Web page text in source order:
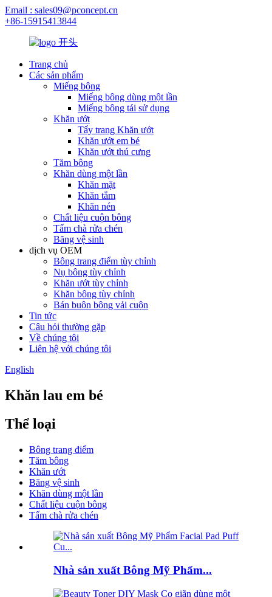
Email : sales09@pconcept.cn
+86-15915413844
Trang chủ
Các sản phẩm
Miếng bông
Miếng bông dùng một lần
Miếng bông tái sử dụng
Khăn ướt
Tẩy trang Khăn ướt
Khăn ướt em bé
Khăn ướt thú cưng
Tăm bông
Khăn dùng một lần
Khăn mặt
Khăn tắm
Khăn nén
Chất liệu cuộn bông
Tấm chà rửa chén
Băng vệ sinh
dịch vụ OEM
Bông trang điểm tùy chỉnh
Nụ bông tùy chỉnh
Khăn ướt tùy chỉnh
Khăn bông tùy chỉnh
Bán buôn bông vải cuộn
Tin tức
Câu hỏi thường gặp
Về chúng tôi
Liên hệ với chúng tôi
English
Khăn lau em bé
Thể loại
Bông trang điểm
Tăm bông
Khăn ướt
Băng vệ sinh
Khăn dùng một lần
Chất liệu cuộn bông
Tấm chà rửa chén
Nhà sản xuất Bông Mỹ Phẩm...